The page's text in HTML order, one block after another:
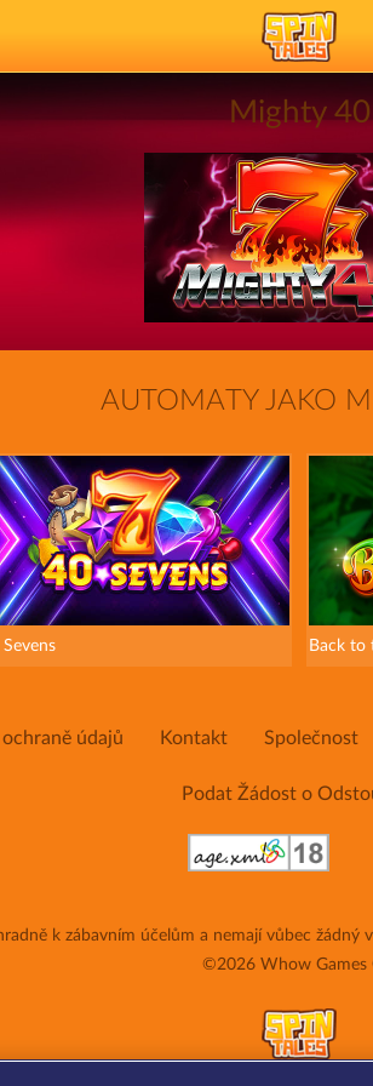
Mighty 40
AUTOMATY JAKO
Back to
údajů Kontakt Společnost
Podat Žádost o
k zábavním účelům a nemají vůbec
©2026 Whow Games